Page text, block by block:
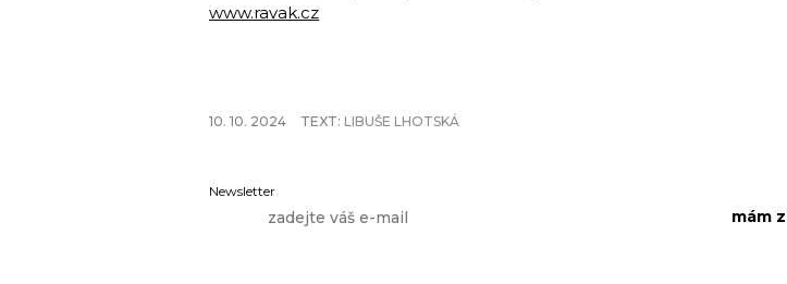
www.ravak.cz
10. 10. 2024 TEXT: LIBUŠE LHOTSKÁ
Newsletter